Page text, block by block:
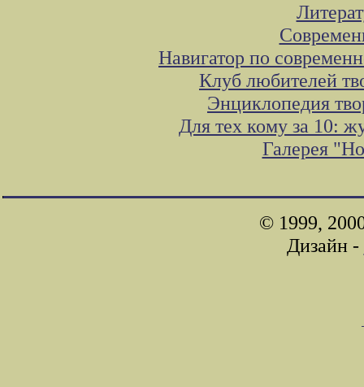
Навигатор по
Клуб любителей
Энциклопедия
Для тех кому за 10:
Галерея
© 1999,
Дизайн -